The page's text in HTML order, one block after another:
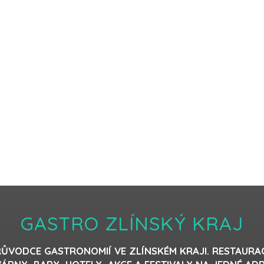
GASTRO ZLÍNSKÝ KRAJ
GASTRONOMIÍ VE ZLÍNSKÉM KRAJI.